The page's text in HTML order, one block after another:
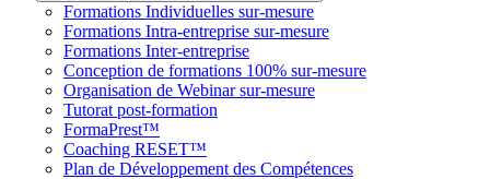
Formations Individuelles sur-mesure
Formations Intra-entreprise sur-mesure
Formations Inter-entreprise
Conception de formations 100% sur-mesure
Organisation de Webinar sur-mesure
Tutorat post-formation
FormaPrest™
Coaching RESET™
Plan de Développement des Compétences